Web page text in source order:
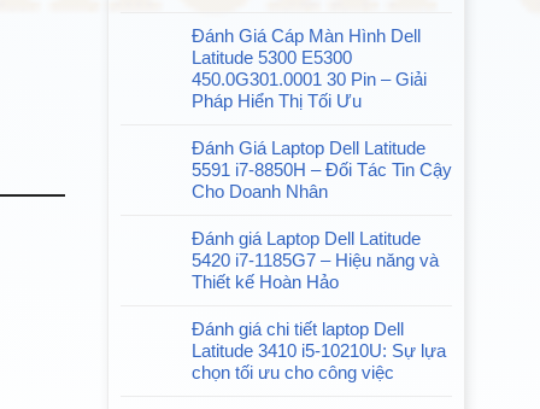
có
bình
luận
ở
Đánh
Giá
Chi
Tiết
Laptop
ProBook
650
G9
Hiệu
Năng
Mạnh
Đánh Giá Cáp Màn Hình Dell
Latitude 5300 E5300
450.0G301.0001 30 Pin – Giải
Pháp Hiển Thị Tối Ưu
có
bình
luận
Đánh
Giá
Cáp
Màn
Dell
Latitude
5300
Đánh Giá Laptop Dell Latitude
5591 i7-8850H – Đối Tác Tin Cậy
Cho Doanh Nhân
có
bình
luận
Đánh
Giá
Laptop
Dell
Đánh giá Laptop Dell Latitude
5420 i7-1185G7 – Hiệu năng và
Thiết kế Hoàn Hảo
có
bình
luận
Đánh giá chi tiết laptop Dell
Latitude 3410 i5-10210U: Sự lựa
chọn tối ưu cho công việc